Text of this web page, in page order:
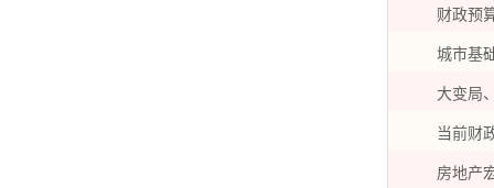
财政预
城市基
大变局
当前财
房地产